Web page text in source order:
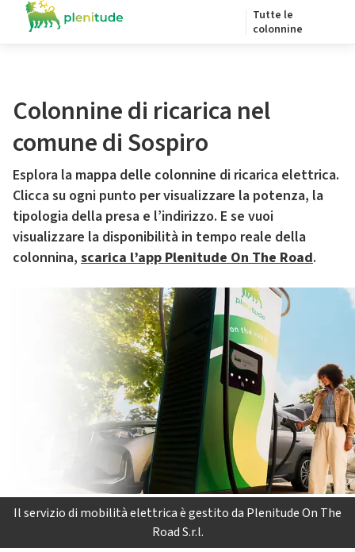
Tutte le
colonnine
Colonnine di ricarica nel
comune di Sospiro
Esplora la mappa delle colonnine di ricarica elettrica.
Clicca su ogni punto per visualizzare la potenza, la
tipologia della presa e l’indirizzo. E se vuoi
visualizzare la disponibilità in tempo reale della
colonnina, scarica l’app Plenitude On The Road.
Il servizio di mobilità elettrica è gestito da Plenitude On The
Road S.r.l.